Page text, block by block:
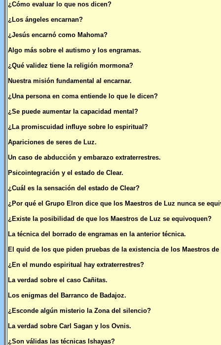
¿Cómo evaluar lo que nos dicen?
¿Los ángeles encarnan?
¿Jesús encarnó como Mahoma?
Algo más sobre el autismo y los engramas.
¿Qué validez tiene la religión mormona?
Nuestra misión fundamental al encarnar.
¿Una persona en coma entiende lo que le dicen?
¿Se puede aumentar la capacidad mental?
¿La promiscuidad influye sobre lo espiritual?
Apariciones de seres de Luz.
Un caso de abducción y embarazo extraterrestres.
Psicointegración y el estado de Clear.
¿Cuál es la sensación del estado de Clear?
¿Por qué el Grupo Elron dice que los Maestros de Luz nunca se
¿Existe la posibilidad de que los Maestros de Luz se equivoquen?
La técnica del borrado de engramas en la anterior técnica.
El quid de los que piden pruebas de la existencia de los Maestros de
¿En el mundo espiritual hay extraterrestres?
La verdad sobre el caso Cañitas.
Los enigmas del Barranco de Badajoz.
¿Esconde algún misterio la Zona del silencio?
La verdad sobre Carl Sagan y los Ovnis.
¿Son válidas las técnicas Ishayas?